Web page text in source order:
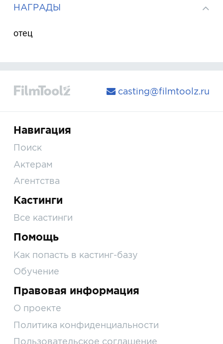
НАГРАДЫ
отец
casting@filmtoolz.ru
Навигация
Поиск
Актерам
Агентства
Кастинги
Все кастинги
Помощь
Как попасть в кастинг-базу
Обучение
Правовая информация
О проекте
Политика конфиденциальности
Пользовательское соглашение